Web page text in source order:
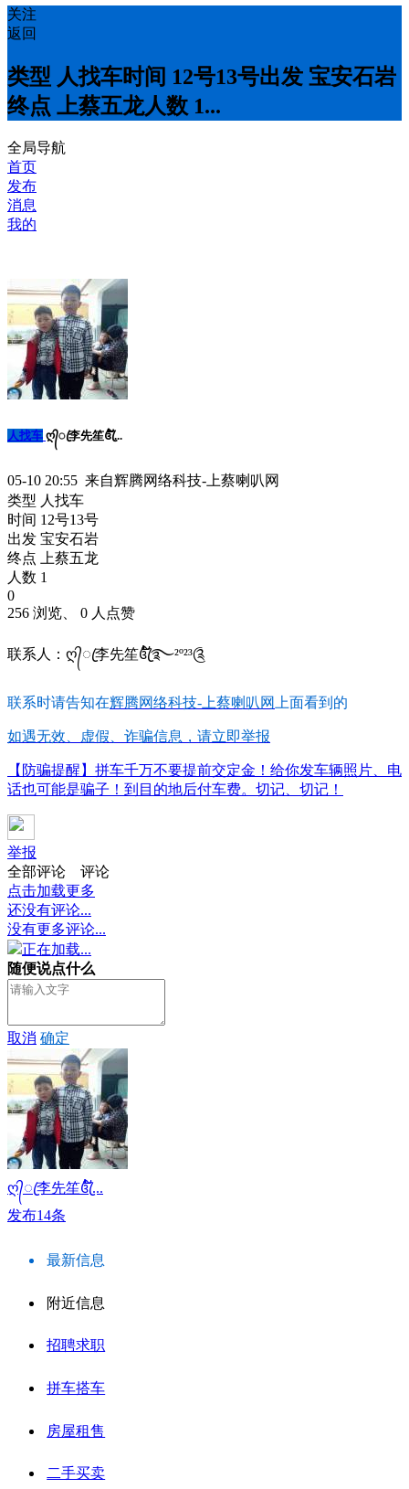
关注
返回
类型 人找车时间 12号13号出发 宝安石岩
终点 上蔡五龙人数 1...
全局导航
首页
发布
消息
我的
人找车 ღ᭄ꦿ李先笙꧔ꦿ້໌...
05-10 20:55 来自辉腾网络科技-上蔡喇叭网
类型 人找车
时间 12号13号
出发 宝安石岩
终点 上蔡五龙
人数 1
0
256 浏览、 0 人点赞
联系人：ღ᭄ꦿ李先笙꧔ꦿ້໌࿐²º²³༊
联系时请告知在辉腾网络科技-上蔡喇叭网 上面看到的
如遇无效、虚假、诈骗信息，请立即举报
【防骗提醒】拼车千万不要提前交定金！给你发车辆照片、电
话也可能是骗子！到目的地后付车费。切记、切记！
举报
全部评论
评论
点击加载更多
还没有评论...
没有更多评论...
正在加载...
随便说点什么
取消 确定
ღ᭄ꦿ李先笙꧔ꦿ້໌...
发布14条
最新信息
附近信息
招聘求职
拼车搭车
房屋租售
二手买卖